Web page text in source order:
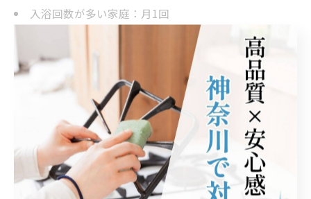
入浴回数が多い家庭：月1回
アレルギー体質や敏感肌の方がいる場合：2～3週間
に1回
長期間追い焚きを使わない場合：使用再開前に必ず実
この頻度を守ることで、配管内の雑菌や汚れの蓄積を防
ぎ、健康リスクの低減につながります。掃除の際は家庭
用洗剤や重曹、オキシクリーンなどを活用し、正しい手